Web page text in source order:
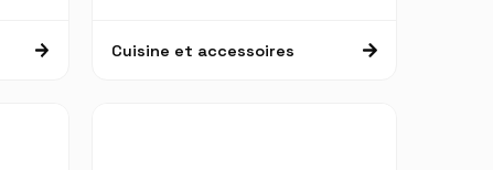
Cuisine et accessoires